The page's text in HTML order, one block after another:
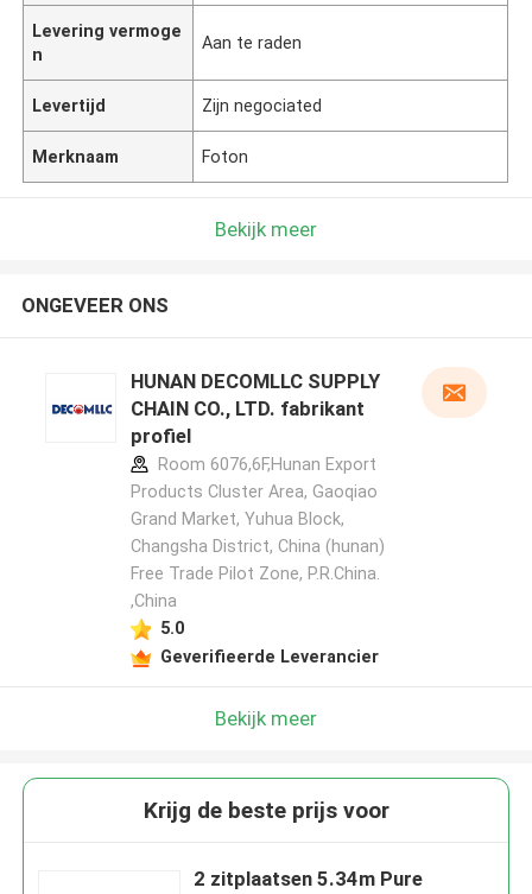
Levering vermoge
n
Aan te raden
Levertijd Zijn negociated
Merknaam Foton
Bekijk meer
ONGEVEER ONS
HUNAN DECOMLLC SUPPLY
CHAIN CO., LTD. fabrikant
profiel
Room 6076,6F,Hunan Export
Products Cluster Area, Gaoqiao
Grand Market, Yuhua Block,
Changsha District, China (hunan)
Free Trade Pilot Zone, P.R.China.
,China
5.0
Geverifieerde Leverancier
Bekijk meer
Krijg de beste prijs voor
2 zitplaatsen 5.34m Pure